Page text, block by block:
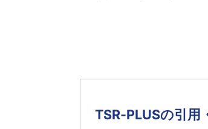
TSR-PLUSの引用